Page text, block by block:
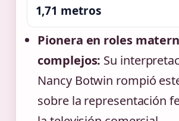
1,71 metros
Pionera en roles
complejos: Su
Nancy Botwin rompió
sobre la representación